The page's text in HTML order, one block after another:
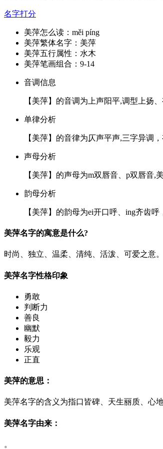
名字打分
美萍怎么读： měi píng
美萍繁体名字： 美萍
美萍五行属性： 水木
美萍笔画组合： 9-14
音调信息
【美萍】的音调为上声阳平,调型上扬
单律分析
【美萍】的音律为仄声平声,三字异调
声母分析
【美萍】的声母为m双唇音、p双唇音,
韵母分析
【美萍】的韵母为ei开口呼、ing齐齿
美萍名字的寓意是什么?
时尚、独立、温柔、清纯、活泼、可爱之意。
美萍名字性格印象
勇敢
判断力
善良
幽默
毅力
乐观
正直
美萍的意思：
美萍名字的含义为指口皆碑、天生丽质、心
美萍名字由来：
。